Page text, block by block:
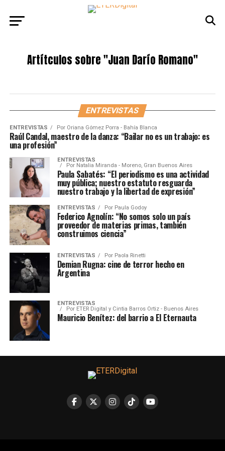
Artítculos sobre"Juan Darío Romano"
ENTREVISTAS
ENTREVISTAS Por Oriana Gómez Porra - Bahía Blanca
Raúl Candal, maestro de la danza: “Bailar no es un trabajo: es
una profesión”
ENTREVISTAS
Por Natalia Miranda - Moreno, Gran Buenos Aires
Paula Sabatés: “El periodismo es una actividad
muy pública; nuestro estatuto resguarda
nuestro trabajo y la libertad de expresión”
ENTREVISTAS Por Paula Godoy
Federico Agnolín: “No somos solo un país
proveedor de materias primas, también
construimos ciencia”
ENTREVISTAS Por Paola Rinetti
Demian Rugna: cine de terror hecho en
Argentina
ENTREVISTAS
Por ETER Digital y Cintia Barros Ortiz - Buenos Aires
Mauricio Benítez: del barrio a El Eternauta